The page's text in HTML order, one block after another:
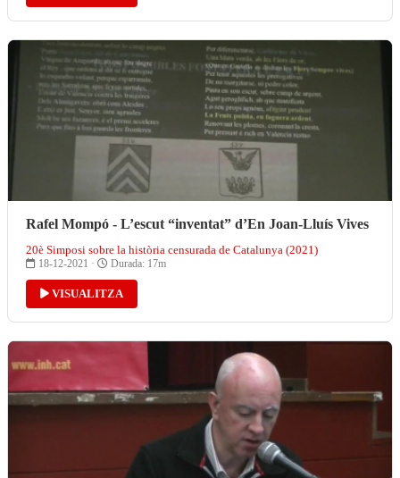
Rafel Mompó - L’escut “inventat” d’En Joan-Lluís Vives
20è Simposi sobre la història censurada de Catalunya (2021)
18-12-2021 · Durada: 17m
VISUALITZA